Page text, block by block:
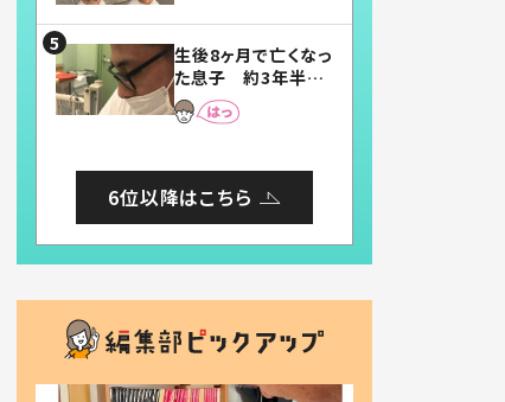
まらない」「幸せにな
れる」
生後8ヶ月で亡くなっ
た息子 約3年半
後、当時の妻の日記
に書いてあった本音
6位以降はこちら